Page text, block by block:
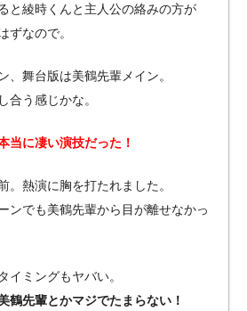
と綾時くんと主人公の絡みの方が
ずなので。
、舞台版は美鶴先輩メイン。
合う感じかな。
当に凄い演技だった！
。熱演に胸を打たれました。
ンでも美鶴先輩から目が離せなかっ
イミングもヤバい。
鶴先輩とかマジでたまらない！